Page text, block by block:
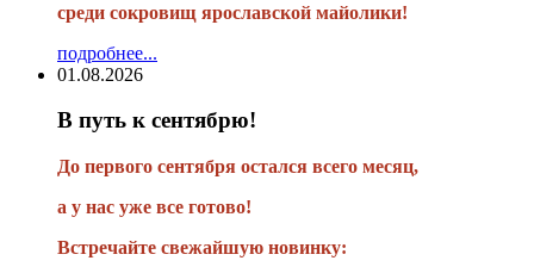
среди сокровищ ярославской майолики!
подробнее...
01.08.2026
В путь к сентябрю!
До первого сентября остался всего месяц,
а у нас уже все готово!
Встречайте свежайшую новинку: